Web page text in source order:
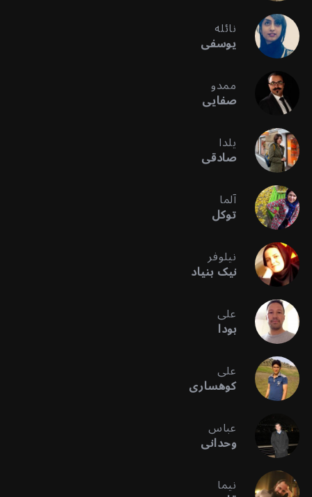
نائله
یوسفی
ممدو
صفایی
یلدا
صادقی
آلما
توکل
نیلوفر
نیک بنیاد
علی
بودا
علی
کوهساری
عباس
وحدانی
نیما